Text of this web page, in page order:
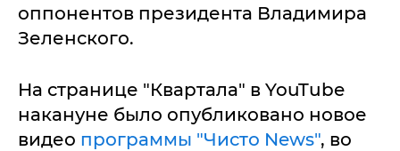
оппонентов президента Владимира
Зеленского.
На странице "Квартала" в YouTube
накануне было опубликовано новое
видео программы "Чисто News", во